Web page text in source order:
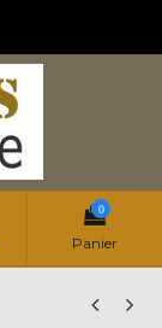
0
Panier